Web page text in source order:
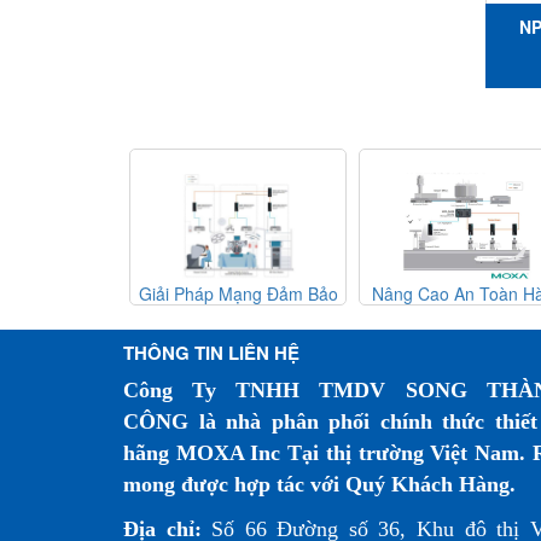
Giải Pháp Mạng Đảm Bảo
Thống Phẫu Thuật Robot
Nâng Cao An Toàn
THÔNG TIN LIÊN HỆ
Công Ty TNHH TMDV SONG
CÔNG là nhà phân phối chính thức
hãng MOXA Inc Tại thị trường Việt Nam.
mong được hợp tác với Quý Khách Hàng.
Địa chỉ: Số 66 Đường số 36, Khu đô thị